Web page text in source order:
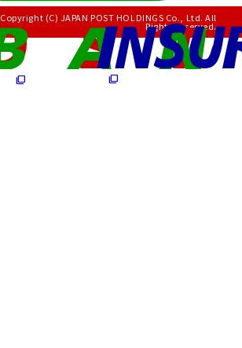
Copyright (C) JAPAN POST HOLDINGS Co., Ltd. All
Rights Reserved.